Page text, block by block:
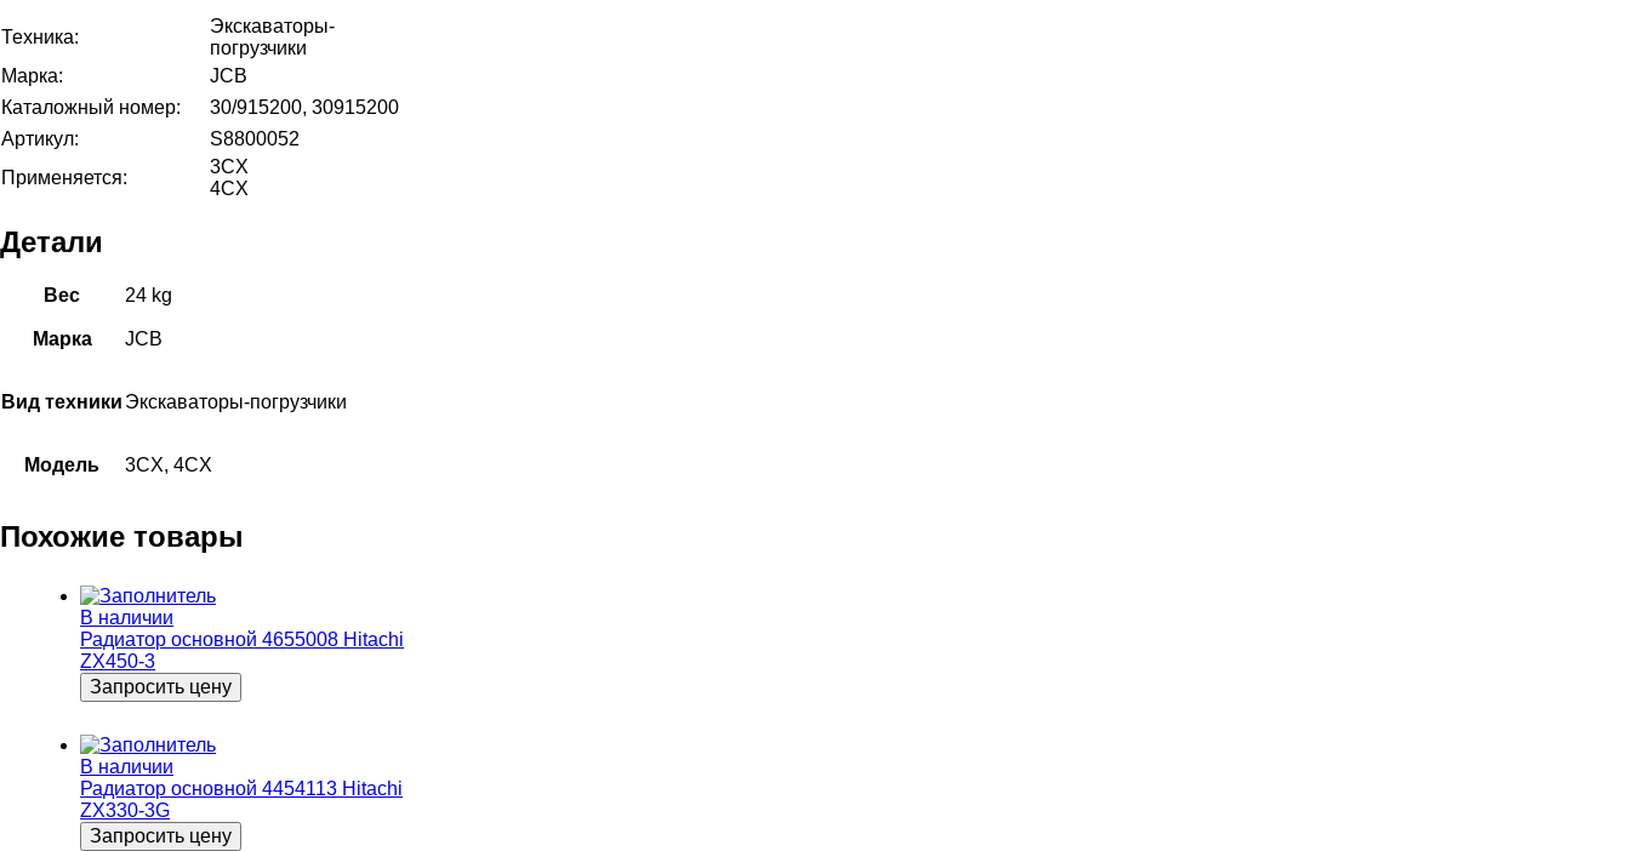
Техника:
Экскаваторы-
погрузчики
Марка:
JCB
Каталожный номер:
30/915200, 30915200
Артикул:
S8800052
Применяется:
3CX
4CX
Детали
Вес 24 kg
Марка JCB
Вид техники Экскаваторы-погрузчики
Модель 3CX, 4CX
Похожие товары
В наличии
Радиатор основной 4655008 Hitachi
ZX450-3
Запросить цену
В наличии
Радиатор основной 4454113 Hitachi
ZX330-3G
Запросить цену